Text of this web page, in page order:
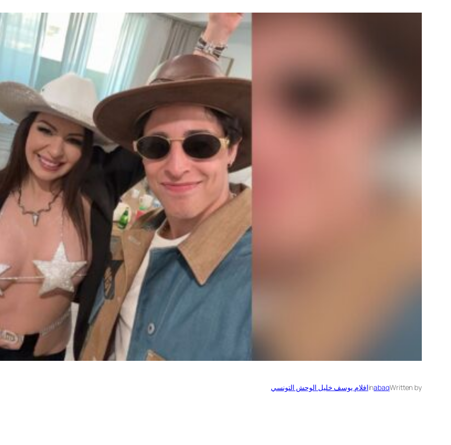
Written by
abaq
inافلام يوسف خليل الوحش التونسي